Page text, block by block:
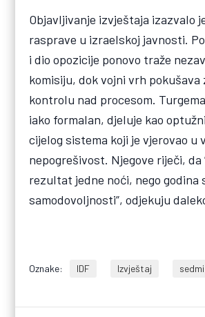
Objavljivanje izvještaja izazvalo
rasprave u izraelskoj javnosti.
i dio opozicije ponovo traže
komisiju, dok vojni vrh pokušava
kontrolu nad procesom.
iako formalan, djeluje kao
cijelog sistema koji je vjerovao u
nepogrešivost. Njegove riječi, da
rezultat jedne noći, nego godina
samodovoljnosti”, odjekuju
Oznake: IDF Izvještaj